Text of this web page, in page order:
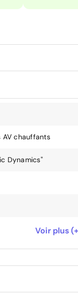
AV chauffants
Dynamics"
Voir plus